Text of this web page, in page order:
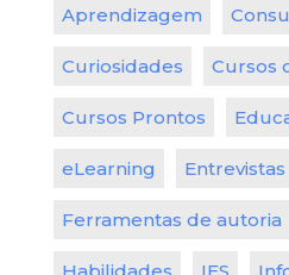
Aprendizagem
Curiosidades Cursos
Cursos Prontos
eLearning Entrevistas
Ferramentas de autoria